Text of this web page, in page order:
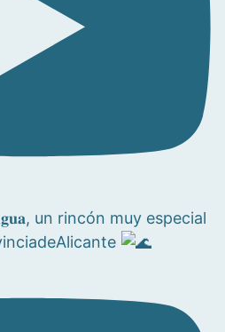
un rincón muy especial